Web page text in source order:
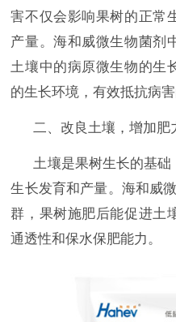
害不仅会影响果树的正常
产量。海和威微生物菌剂
土壤中的病原微生物的生
的生长环境，有效抵抗病害
二、改良土壤，增加肥
土壤是果树生长的基
生长发育和产量。海和威
群，果树施肥后能促进土
通透性和保水保肥能力。